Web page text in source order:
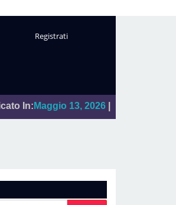
Registrati
13, 2026| "Sal Da Vinci"